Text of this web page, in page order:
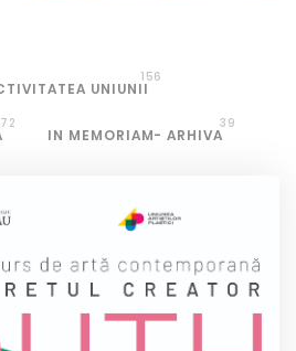
UNIUNII
156
72
IN MEMORIAM- ARHIVA
39